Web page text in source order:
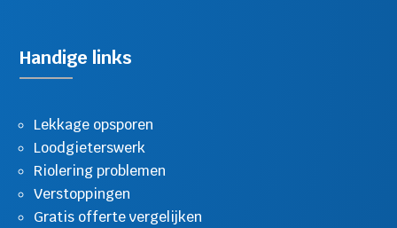
Handige links
Lekkage opsporen
Loodgieterswerk
Riolering problemen
Verstoppingen
Gratis offerte vergelijken